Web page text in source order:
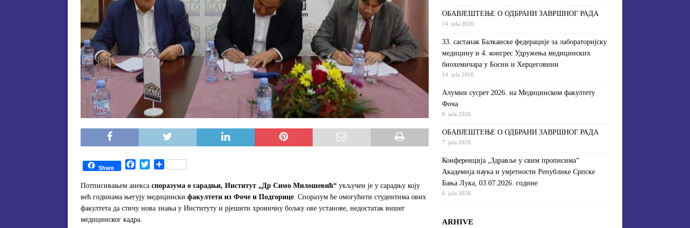
Share
c
e
b
i
t
t
S
a
r
e
Потписивањем анекса споразума о сарадњи, Институт „Др Симо Милошевић“ укључен је у сарадњу коју
већ годинама његују медицински факултети из Фоче и Подгорице. Споразум ће омогућити студентима ових
факултета да стичу нова знања у Институту и рјешити хроничну бољку ове установе, недостатак вишег
медицинског кадра.
ОБАВЈЕШТЕЊЕ О ОДБРАНИ ЗАВРШНОГ РАДА
14. jula 2026.
33. састанак Балканске федерације за лабораторијску
медицину и 4. конгрес Удружења медицинских
биохемичара у Босни и Херцеговини
14. jula 2026.
Алумни сусрет 2026. на Медицинском факултету
Фоча
9. jula 2026.
ОБАВЈЕШТЕЊЕ О ОДБРАНИ ЗАВРШНОГ РАДА
7. jula 2026.
Конференција „Здравље у свим прописима“
Академија наука и умјетности Републике Српске
Бања Лука, 03.07.2026. године
6. jula 2026.
ARHIVE